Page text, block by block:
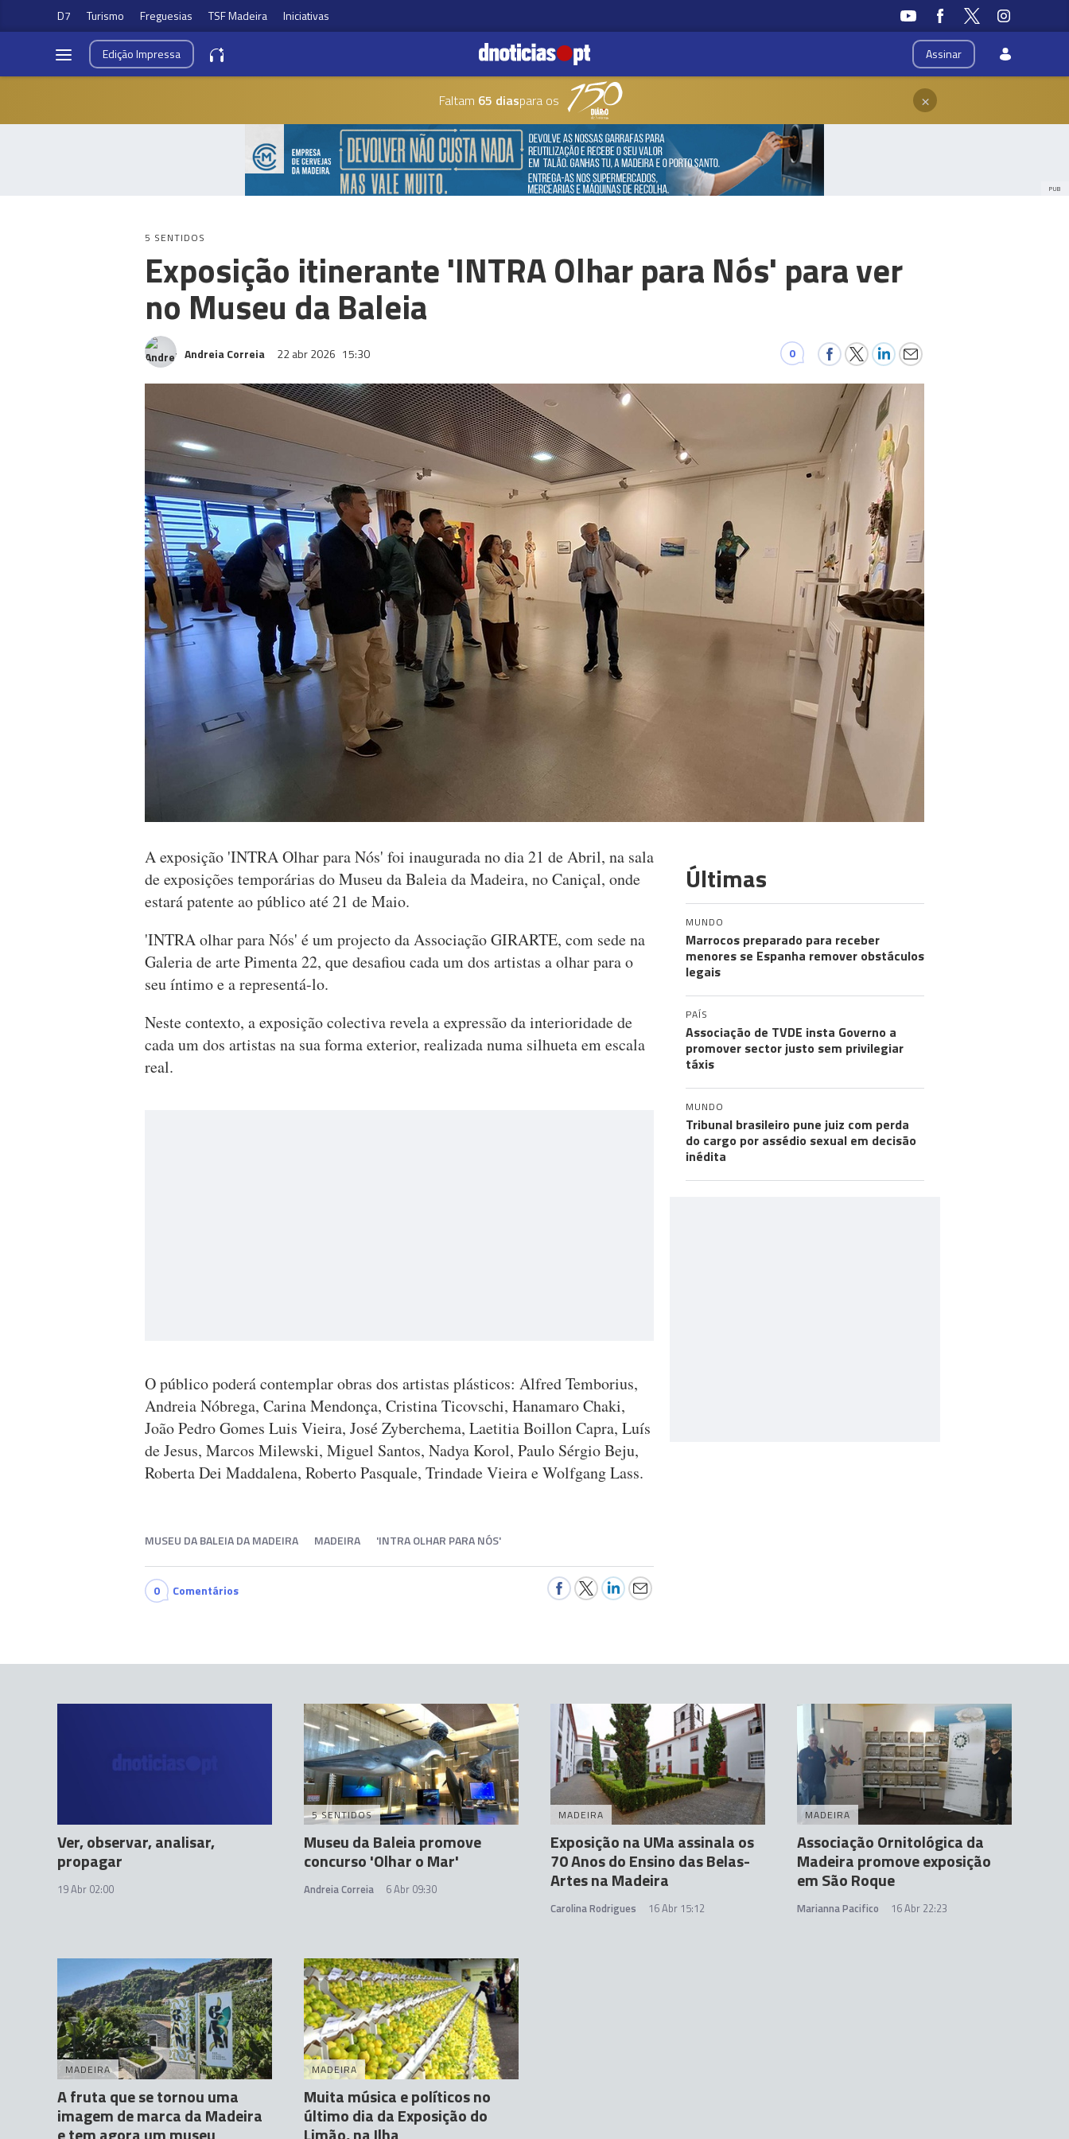
D7 Turismo Freguesias TSF Madeira Iniciativas
Assinar
EdiçãoImpressa
Faltam 65 diaspara os ×
PUB
5 SENTIDOS
Exposição itinerante 'INTRA Olhar para Nós' para ver
no Museu da Baleia
Andreia Correia 22 abr 2026 15:30 0
A exposição 'INTRA Olhar para Nós' foi inaugurada no dia 21 de Abril, na sala
de exposições temporárias do Museu da Baleia da Madeira, no Caniçal, onde
estará patente ao público até 21 de Maio.
'INTRA olhar para Nós' é um projecto da Associação GIRARTE, com sede na
Galeria de arte Pimenta 22, que desafiou cada um dos artistas a olhar para o
seu íntimo e a representá-lo.
Neste contexto, a exposição colectiva revela a expressão da interioridade de
cada um dos artistas na sua forma exterior, realizada numa silhueta em escala
real.
O público poderá contemplar obras dos artistas plásticos: Alfred Temborius,
Andreia Nóbrega, Carina Mendonça, Cristina Ticovschi, Hanamaro Chaki,
João Pedro Gomes Luis Vieira, José Zyberchema, Laetitia Boillon Capra, Luís
de Jesus, Marcos Milewski, Miguel Santos, Nadya Korol, Paulo Sérgio Beju,
Roberta Dei Maddalena, Roberto Pasquale, Trindade Vieira e Wolfgang Lass.
MUSEU DA BALEIA DA MADEIRA MADEIRA 'INTRA OLHAR PARA NÓS'
0 Comentários
Últimas
MUNDO
Marrocos preparado para receber
menores se Espanha remover obstáculos
legais
PAÍS
Associação de TVDE insta Governo a
promover sector justo sem privilegiar
táxis
MUNDO
Tribunal brasileiro pune juiz com perda
do cargo por assédio sexual em decisão
inédita
Ver, observar, analisar,
propagar
19 Abr 02:00
5 SENTIDOS
Museu da Baleia promove
concurso 'Olhar o Mar'
Andreia Correia 6 Abr 09:30
MADEIRA
Exposição na UMa assinala os
70 Anos do Ensino das Belas-
Artes na Madeira
Carolina Rodrigues 16 Abr 15:12
MADEIRA
Associação Ornitológica da
Madeira promove exposição
em São Roque
Marianna Pacifico 16 Abr 22:23
MADEIRA
A fruta que se tornou uma
imagem de marca da Madeira
MADEIRA
Muita música e políticos no
último dia da Exposição do